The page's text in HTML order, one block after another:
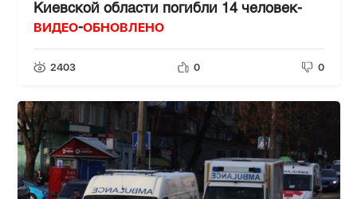
Киевской области погибли 14 человек-
ВИДЕО-ОБНОВЛЕНО
2403 0 0